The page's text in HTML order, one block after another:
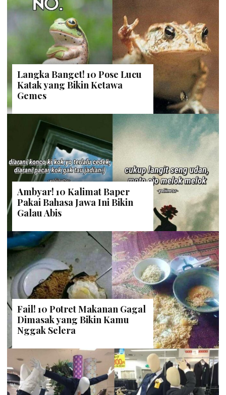
Langka Banget! 10 Pose Lucu
Katak yang Bikin Ketawa
Gemes
Ambyar! 10 Kalimat Baper
Pakai Bahasa Jawa Ini Bikin
Galau Abis
Fail! 10 Potret Makanan Gagal
Dimasak yang Bikin Kamu
Nggak Selera